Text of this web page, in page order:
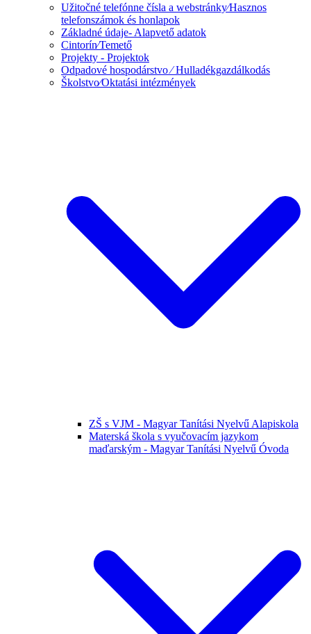
Užitočné telefónne čísla a webstránky⁄Hasznos
telefonszámok és honlapok
Základné údaje- Alapvető adatok
Cintorín⁄Temető
Projekty - Projektok
Odpadové hospodárstvo ⁄ Hulladékgazdálkodás
Školstvo⁄Oktatási intézmények
ZŠ s VJM - Magyar Tanítási Nyelvű Alapiskola
Materská škola s vyučovacím jazykom
maďarským - Magyar Tanítási Nyelvű Óvoda